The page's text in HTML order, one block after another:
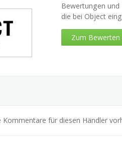
Bewertungen und
die bei Object
Zum Bewerten
Kommentare für diesen Händler